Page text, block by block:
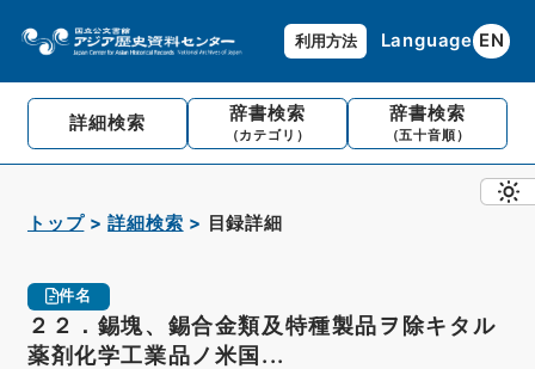
利用方法 Language EN
詳細検索 辞書検索
（カテゴリ）
辞書検索
（五十音順）
トップ 詳細検索 目録詳細
件名
２２．錫塊、錫合金類及特種製品ヲ除キタル
薬剤化学工業品ノ米国...